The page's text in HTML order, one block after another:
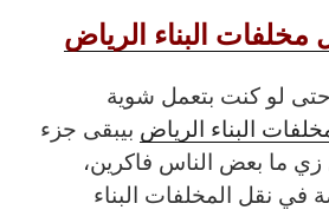
البناء الرياض
لو كنت بتعمل شوية
البناء الرياض بيبقى جزء
ما بعض الناس فاكرين،
نقل المخلفات البناء